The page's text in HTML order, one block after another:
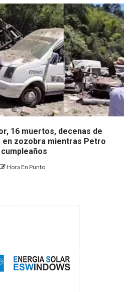
16 muertos, decenas de
en zozobra mientras Petro
Hora En Punto